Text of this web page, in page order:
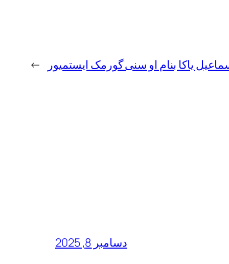
یاکا بنام او سنی گورمک ایستمیور →
دسامبر 8, 2025